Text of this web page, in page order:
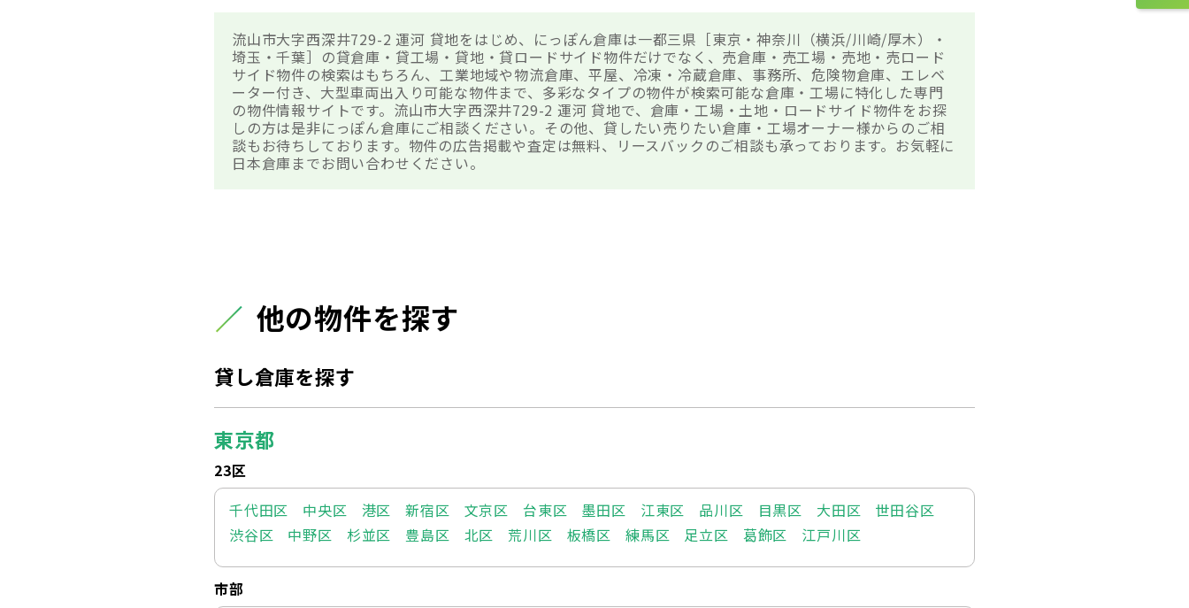
流山市大字西深井729-2 運河 貸地をはじめ、にっぽん倉庫は一都三県［東京・神奈川（横浜/川崎/厚木）・
埼玉・千葉］の貸倉庫・貸工場・貸地・貸ロードサイド物件だけでなく、売倉庫・売工場・売地・売ロード
サイド物件の検索はもちろん、工業地域や物流倉庫、平屋、冷凍・冷蔵倉庫、事務所、危険物倉庫、エレベ
ーター付き、大型車両出入り可能な物件まで、多彩なタイプの物件が検索可能な倉庫・工場に特化した専門
の物件情報サイトです。流山市大字西深井729-2 運河 貸地で、倉庫・工場・土地・ロードサイド物件をお探
しの方は是非にっぽん倉庫にご相談ください。その他、貸したい売りたい倉庫・工場オーナー様からのご相
談もお待ちしております。物件の広告掲載や査定は無料、リースバックのご相談も承っております。お気軽に
日本倉庫までお問い合わせください。
他の物件を探す
貸し倉庫を探す
東京都
23区
千代田区
中央区 港区 新宿区 文京区 台東区 墨田区 江東区 品川区 目黒区 大田区
世田谷区
渋谷区
中野区 杉並区 豊島区 北区 荒川区 板橋区 練馬区 足立区 葛飾区 江戸川区
市部